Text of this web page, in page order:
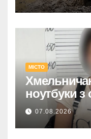
МІСТО
ноутбуки з
крала двічі
07.08.2026